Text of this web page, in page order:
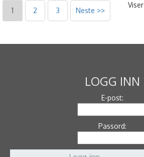
1 2 3 Neste >>
Viser
LOGG INN
E-post:
Passord: